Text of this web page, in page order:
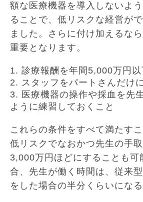
額な医療機器を導入しないよ
ることで、低リスクな経営が
ました。さらに付け加えるな
重要となります。
1. 診療報酬を年間5,000万円以
2. スタッフをパートさんだけ
3. 医療機器の操作や採血を先
ように練習しておくこと
これらの条件をすべて満たす
低リスクでなおかつ先生の手
3,000万円ほどにすることも可
合、先生が働く時間は、従来
をした場合の半分くらいになる